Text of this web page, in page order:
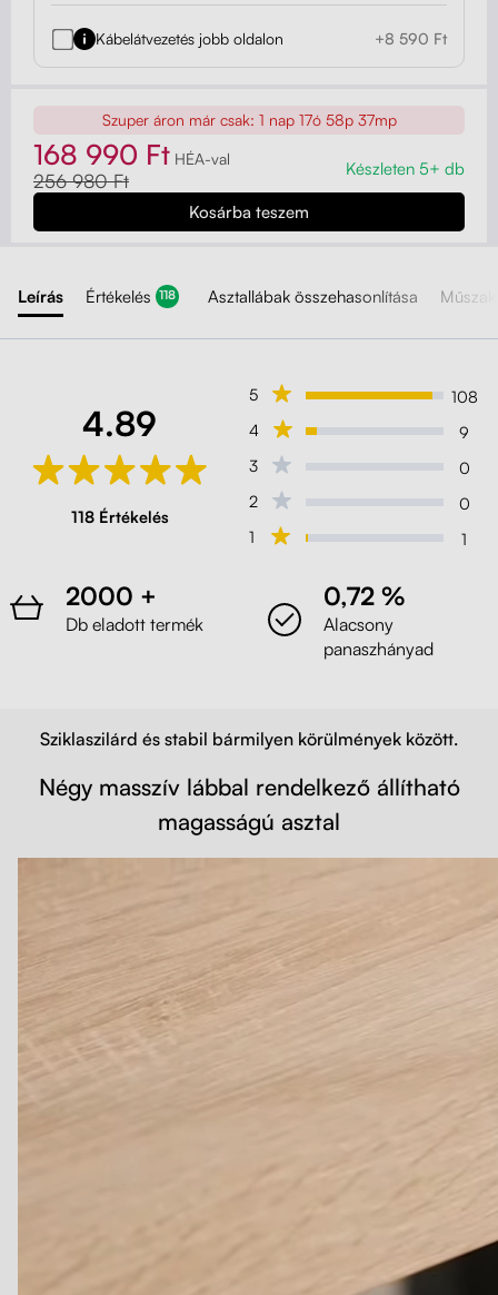
Kábelátvezetés jobb oldalon +8 590 Ft
Szuper áron már csak: 1 nap 17ó 58p 35mp
168 990 Ft HÉA-val
256 980 Ft
Készleten 5+ db
Leírás Értékelés 118 Asztallábak összehasonlítása
4.89
118 Értékelés
5
108
4
9
3
0
2
0
1
1
2000 +
Db eladott termék
0,72 %
Alacsony
panaszhányad
Sziklaszilárd és stabil bármilyen körülmények között.
Négy masszív lábbal rendelkező állítható
magasságú asztal